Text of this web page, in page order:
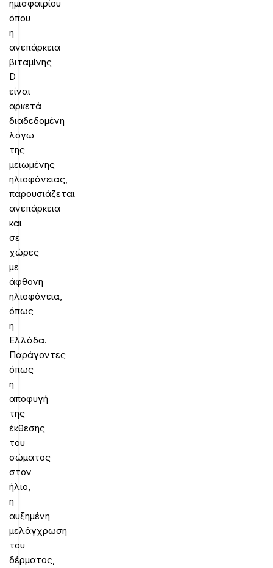
ημισφαιρίου
όπου
η
ανεπάρκεια
βιταμίνης
D
είναι
αρκετά
διαδεδομένη
λόγω
της
μειωμένης
ηλιοφάνειας,
παρουσιάζεται
ανεπάρκεια
και
σε
χώρες
με
άφθονη
ηλιοφάνεια,
όπως
η
Ελλάδα.
Παράγοντες
όπως
η
αποφυγή
της
έκθεσης
του
σώματος
στον
ήλιο,
η
αυξημένη
μελάγχρωση
του
δέρματος,